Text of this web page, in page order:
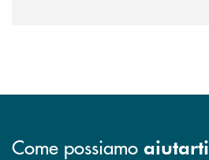
Come possiamo aiutarti